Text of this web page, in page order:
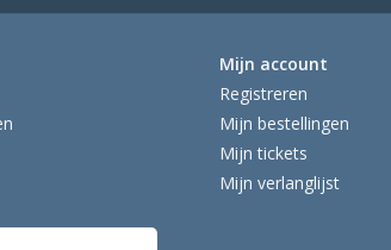
Mijn account
Registreren
Mijn bestellingen
Mijn tickets
Mijn verlanglijst